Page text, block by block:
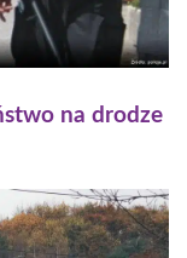
na drodze